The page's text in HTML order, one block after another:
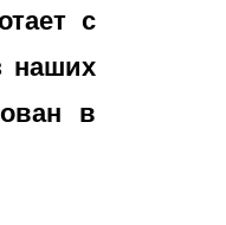
с
наших
в